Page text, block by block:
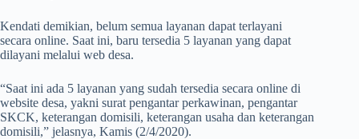
Kendati demikian, belum semua layanan dapat terlayani
secara online. Saat ini, baru tersedia 5 layanan yang dapat
dilayani melalui web desa.
“Saat ini ada 5 layanan yang sudah tersedia secara online di
website desa, yakni surat pengantar perkawinan, pengantar
SKCK, keterangan domisili, keterangan usaha dan keterangan
domisili,” jelasnya, Kamis (2/4/2020).